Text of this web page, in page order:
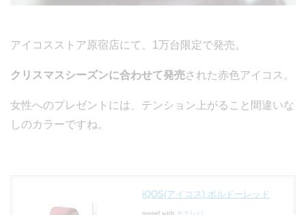
アイコスストア原宿店にて、1万台限定で発売。
クリスマスシーズンに合わせて発売された赤色アイコス。
女性へのプレゼントには、テンション上がること間違いな
しのカラーですね。
iQOS(アイコス) ボルドーレッド
posted with カエレバ